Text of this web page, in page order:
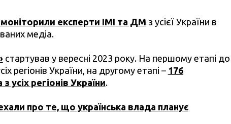
експерти ІМІ та ДМ з усієї України в
медіа.
стартував у вересні 2023 року. На першому етапі до
регіонів України, на другому етапі – 176
усіх регіонів України.
про те, що українська влада планує